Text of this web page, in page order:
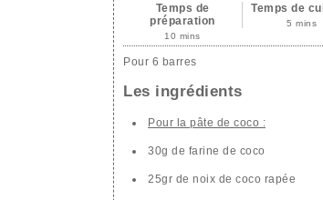
Temps de
préparation
10 mins
Temps de
5 mins
Pour 6 barres
Les ingrédients
Pour la pâte de coco :
30g de farine de coco
25gr de noix de coco rapée